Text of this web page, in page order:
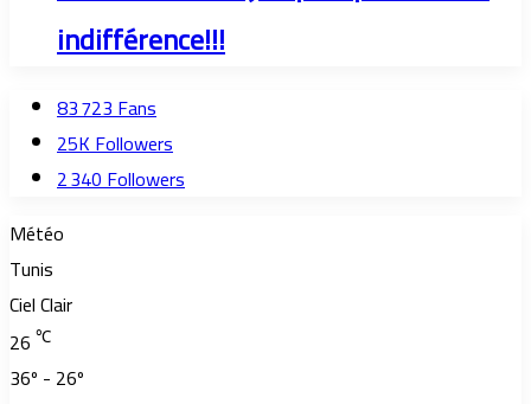
indifférence!!!
83 723Fans
25KFollowers
2 340Followers
Météo
Tunis
Ciel Clair
26 ℃
36º - 26º